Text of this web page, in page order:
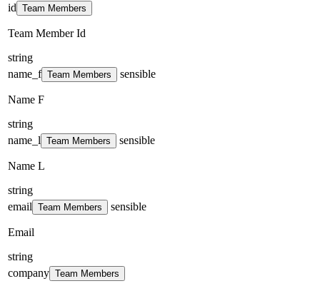
id Team Members
Team Member Id
string
name_f Team Members sensible
Name F
string
name_l Team Members sensible
Name L
string
email Team Members sensible
Email
string
company Team Members